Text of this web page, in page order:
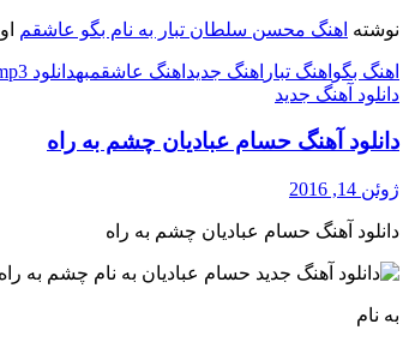
نوشته اهنگ محسن سلطان تبار به نام بگو عاشقم
اهنگ بگو اهنگ تبار اهنگ جدید اهنگ عاشقمبهدانلود mp3
دانلود آهنگ جدید
دانلود آهنگ حسام عبادیان چشم به راه
ژوئن 14, 2016
دانلود آهنگ حسام عبادیان چشم به راه
به نام